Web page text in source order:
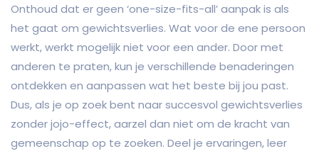
Onthoud dat er geen ‘one-size-fits-all’ aanpak is als
het gaat om gewichtsverlies. Wat voor de ene persoon
werkt, werkt mogelijk niet voor een ander. Door met
anderen te praten, kun je verschillende benaderingen
ontdekken en aanpassen wat het beste bij jou past.
Dus, als je op zoek bent naar succesvol gewichtsverlies
zonder jojo-effect, aarzel dan niet om de kracht van
gemeenschap op te zoeken. Deel je ervaringen, leer